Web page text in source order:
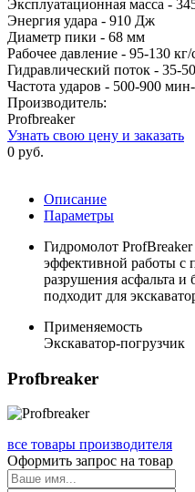
Эксплуатационная масса -
Энергия удара - 910 Дж
Диаметр пики - 68 мм
Рабочее давление - 95-130 кг/
Гидравлический поток - 35-
Частота ударов - 500-900 мин-
Производитель:
Profbreaker
Узнать свою цену и заказать
0 руб.
Описание
Параметры
Гидромолот
эффективной работы с
разрушения асфальта
подходит для
Применяемость
Экскаватор-погрузчик
Profbreaker
все товары производителя
Оформить запрос на товар